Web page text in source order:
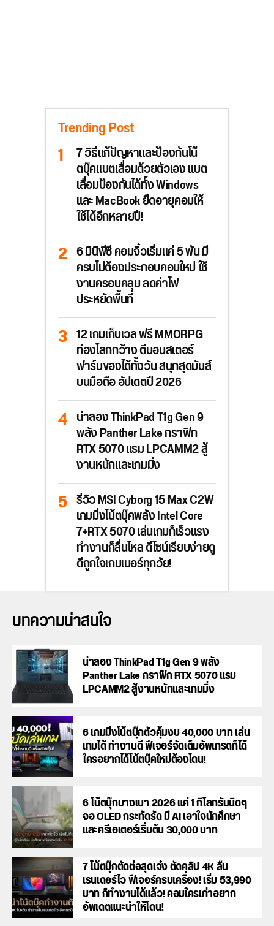
Trending Post
7 วิธีแก้ปัญหาและป้องกันโน๊
ตบุ๊คแบตเสื่อมด้วยตัวเอง แบต
เสื่อมป้องกันได้ทั้ง Windows
และ MacBook ยืดอายุคอมให้
ใช้ได้อีกหลายปี!
6 มินิพีซี คอมจิ๋วเริ่มแค่ 5 พัน มี
ครบไม่ต้องประกอบคอมใหม่ ใช้
งานครอบคลุม ลดค่าไฟ
ประหยัดพื้นที่
12 เกมเก็บเวล ฟรี MMORPG
ท่องโลกกว้าง ตีมอนสเตอร์
ฟาร์มของได้ทั้งวัน สนุกสุดมันส์
บนมือถือ อัปเดตปี 2026
น่าลอง ThinkPad T1g Gen 9
พลัง Panther Lake กราฟิก
RTX 5070 แรม LPCAMM2 สู้
งานหนักและเกมมิ่ง
รีวิว MSI Cyborg 15 Max C2W
เกมมิ่งโน้ตบุ๊คพลัง Intel Core
7+RTX 5070 เล่นเกมก็เร็วแรง
ทำงานก็ลื่นไหล ดีไซน์เรียบง่ายดู
ดีถูกใจเกมเมอร์ทุกวัย!
บทความน่าสนใจ
น่าลอง ThinkPad T1g Gen 9 พลัง
Panther Lake กราฟิก RTX 5070 แรม
LPCAMM2 สู้งานหนักและเกมมิ่ง
6 เกมมิ่งโน้ตบุ๊กตัวคุ้มงบ 40,000 บาท เล่น
เกมได้ ทำงานดี ฟีเจอร์จัดเต็มอัพเกรดก็ได้
ใครอยากได้โน้ตบุ๊คใหม่ต้องโดน!
6 โน้ตบุ๊กบางเบา 2026 แค่ 1 กิโลกรัมนิดๆ
จอ OLED กระทัดรัด มี AI เอาใจนักศึกษา
และครีเอเตอร์เริ่มต้น 30,000 บาท
7 โน้ตบุ๊กตัดต่อสุดเจ๋ง ตัดคลิป 4K ลื่น
เรนเดอร์ไว ฟีเจอร์ครบเครื่อง! เริ่ม 53,990
บาท ก็ทำงานได้แล้ว! คอมใครเก่าอยาก
อัพเดตแนะนำให้โดน!